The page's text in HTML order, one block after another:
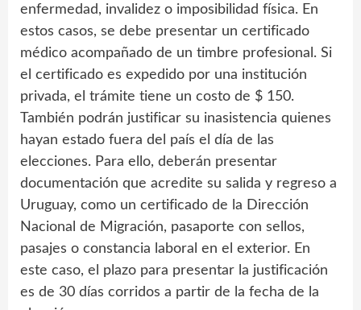
enfermedad, invalidez o imposibilidad física. En
estos casos, se debe presentar un certificado
médico acompañado de un timbre profesional. Si
el certificado es expedido por una institución
privada, el trámite tiene un costo de $ 150.
También podrán justificar su inasistencia quienes
hayan estado fuera del país el día de las
elecciones. Para ello, deberán presentar
documentación que acredite su salida y regreso a
Uruguay, como un certificado de la Dirección
Nacional de Migración, pasaporte con sellos,
pasajes o constancia laboral en el exterior. En
este caso, el plazo para presentar la justificación
es de 30 días corridos a partir de la fecha de la